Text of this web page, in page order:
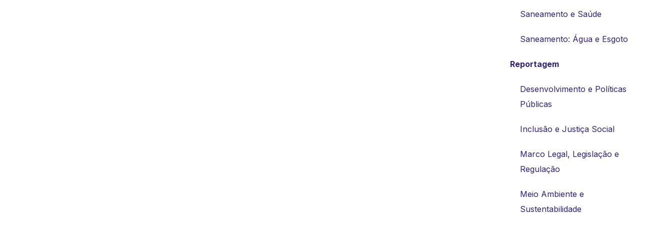
Saneamento e Saúde
Saneamento: Água e Esgoto
Reportagem
Desenvolvimento e Políticas
Públicas
Inclusão e Justiça Social
Marco Legal, Legislação e
Regulação
Meio Ambiente e
Sustentabilidade